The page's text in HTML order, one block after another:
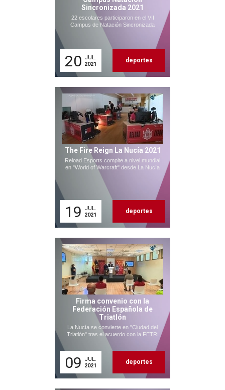
Sincronizada 2021
22 escolares participaron en el VII
Campus de Natación Sincronizada
20 JUL.
2021
deportes
The Fire Reign La Nucía 2021
Reload Esports compite a nivel mundial
en "World of Warcraft" desde La Nucía
19
JUL.
2021
deportes
Firma convenio con la
Federación Española de
Triatlón
La Nucía se convierte en "Ciudad del
Triatlón" tras el acuerdo con la FETRI
09
JUL.
2021
deportes